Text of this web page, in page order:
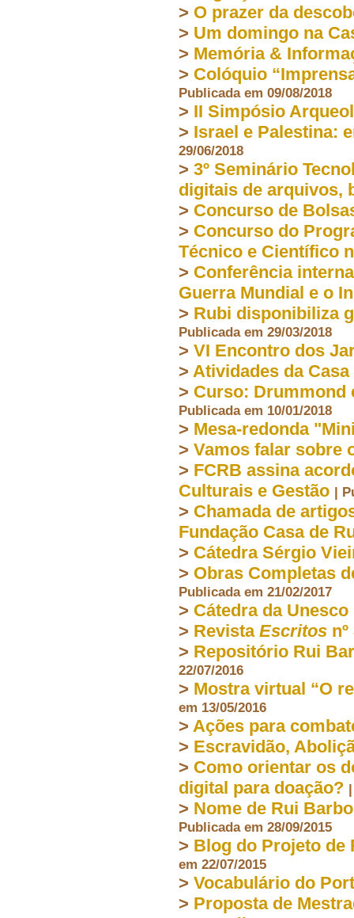
> O prazer da
> Um domingo na
> Memória &
> Colóquio
Publicada em 09/08/2018
> II Simpósio
> Israel e Palestina:
29/06/2018
> 3º Seminário
digitais de arquivos,
> Concurso de
> Concurso do
Técnico e Científico
> Conferência
Guerra Mundial e o
> Rubi disponibiliza
Publicada em 29/03/2018
> VI Encontro dos
> Atividades da
> Curso: Drummond
Publicada em 10/01/2018
> Mesa-redonda
> Vamos falar sobre
> FCRB assina
Culturais e Gestão |
> Chamada de
Fundação Casa de
> Cátedra Sérgio
> Obras Completas
Publicada em 21/02/2017
> Cátedra da Unesco
> Revista Escritos nº
> Repositório Rui
22/07/2016
> Mostra virtual “O
em 13/05/2016
> Ações para
> Escravidão,
> Como orientar os
digital para doação?
> Nome de Rui
Publicada em 28/09/2015
> Blog do Projeto de
em 22/07/2015
> Vocabulário do
> Proposta de